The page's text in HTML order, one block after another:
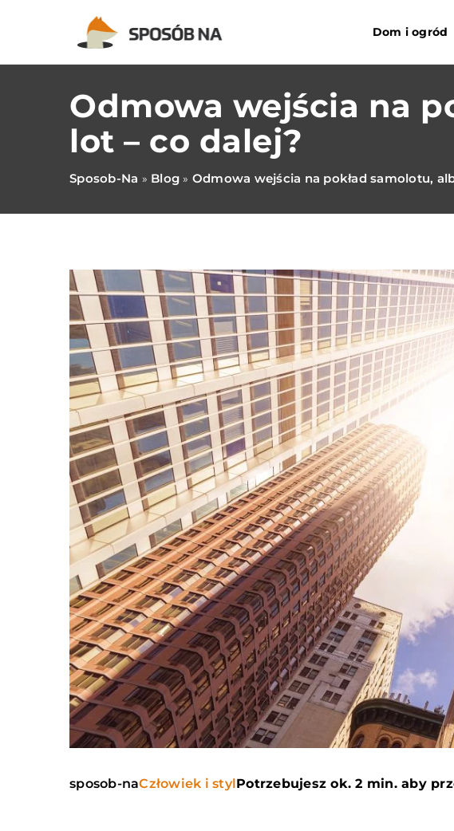
Dom i ogród
Odmowa wejścia na
lot – co dalej?
Sposob-Na » Blog » Odmowa wejścia na pokład samolotu,
sposob-naCzłowiek i stylPotrzebujesz ok. 2 min. aby